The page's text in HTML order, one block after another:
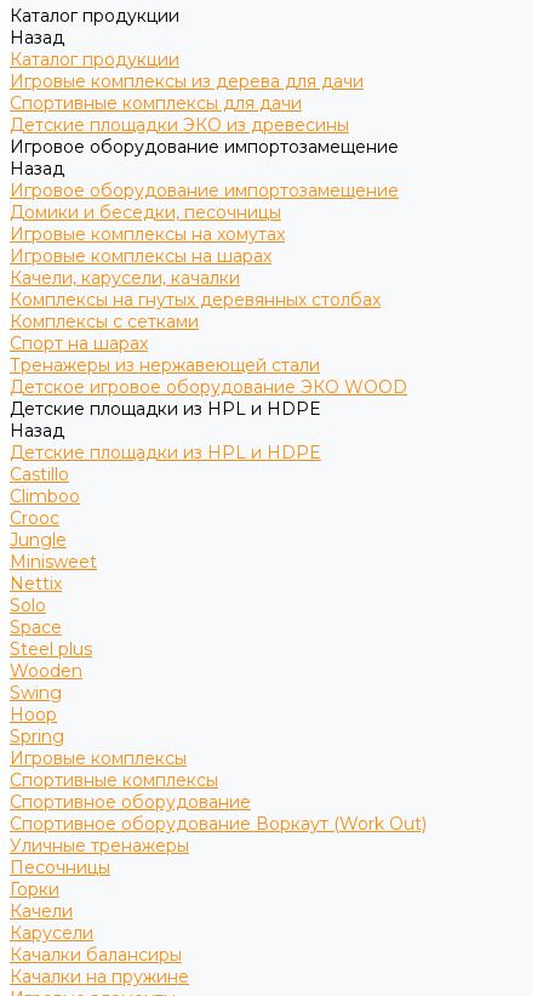
Каталог продукции
Назад
Каталог продукции
Игровые комплексы из дерева для дачи
Спортивные комплексы для дачи
Детские площадки ЭКО из древесины
Игровое оборудование импортозамещение
Назад
Игровое оборудование импортозамещение
Домики и беседки, песочницы
Игровые комплексы на хомутах
Игровые комплексы на шарах
Качели, карусели, качалки
Комплексы на гнутых деревянных столбах
Комплексы с сетками
Спорт на шарах
Тренажеры из нержавеющей стали
Детское игровое оборудование ЭКО WOOD
Детские площадки из HPL и HDPE
Назад
Детские площадки из HPL и HDPE
Castillo
Climboo
Crooc
Jungle
Minisweet
Nettix
Solo
Space
Steel plus
Wooden
Swing
Hoop
Spring
Игровые комплексы
Спортивные комплексы
Спортивное оборудование
Спортивное оборудование Воркаут (Work Out)
Уличные тренажеры
Песочницы
Горки
Качели
Карусели
Качалки балансиры
Качалки на пружине